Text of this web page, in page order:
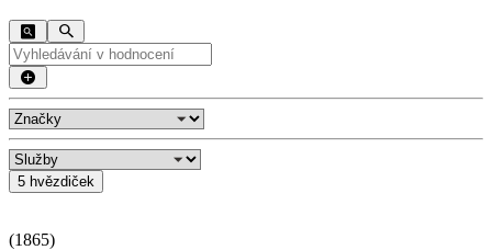
5 hvězdiček
(1865)